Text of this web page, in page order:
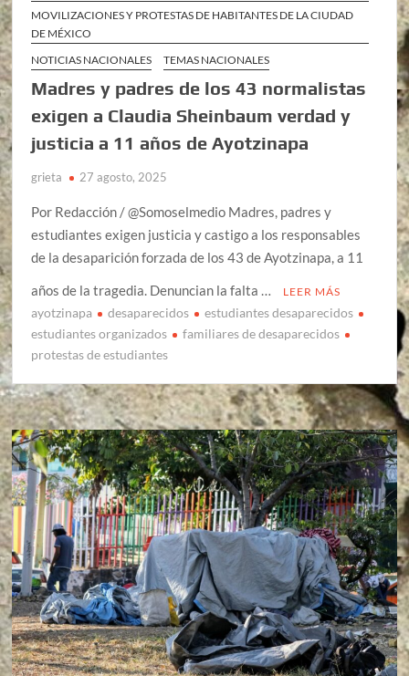
MOVILIZACIONES Y PROTESTAS DE HABITANTES DE LA CIUDAD
DE MÉXICO
NOTICIAS NACIONALES
TEMAS NACIONALES
Madres y padres de los 43 normalistas
exigen a Claudia Sheinbaum verdad y
justicia a 11 años de Ayotzinapa
grieta 27 agosto, 2025
Por Redacción / @Somoselmedio Madres, padres y
estudiantes exigen justicia y castigo a los responsables
de la desaparición forzada de los 43 de Ayotzinapa, a 11
años de la tragedia. Denuncian la falta …
LEER MÁS
ayotzinapa desaparecidos
estudiantes desaparecidos
estudiantes organizados
familiares de desaparecidos
protestas de estudiantes